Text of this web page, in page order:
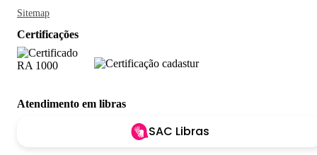
Sitemap
Certificações
Atendimento em libras
SAC Libras